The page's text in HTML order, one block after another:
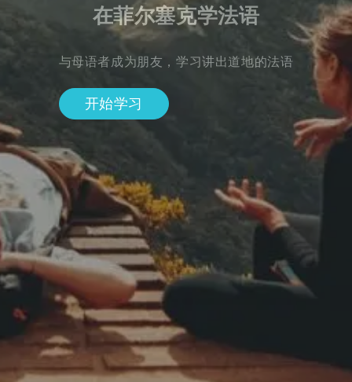
在菲尔塞克学法语
与母语者成为朋友，学习讲出道地的法语
开始学习